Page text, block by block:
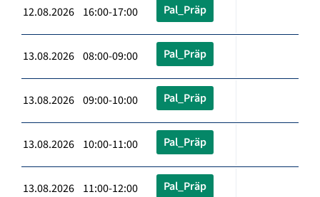
12.08.2026 16:00-17:00 Pal_Präp
13.08.2026 08:00-09:00 Pal_Präp
13.08.2026 09:00-10:00 Pal_Präp
13.08.2026 10:00-11:00 Pal_Präp
13.08.2026 11:00-12:00 Pal_Präp